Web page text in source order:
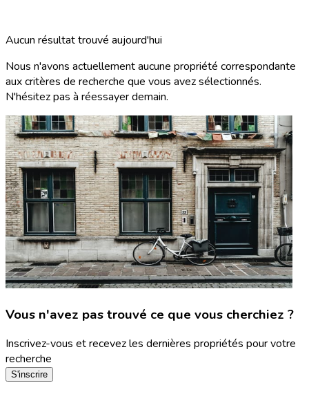
Aucun résultat trouvé aujourd'hui
Nous n'avons actuellement aucune propriété correspondante
aux critères de recherche que vous avez sélectionnés.
N'hésitez pas à réessayer demain.
Vous n'avez pas trouvé ce que vous cherchiez ?
Inscrivez-vous et recevez les dernières propriétés pour votre
recherche
S'inscrire